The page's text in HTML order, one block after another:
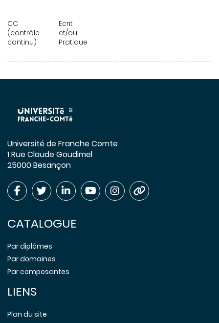
CC
(contrôle
continu)
Ecrit
et/ou
Pratique
Université de Franche Comte
1 Rue Claude Goudimel
25000 Besançon
CATALOGUE
Par diplômes
Par domaines
Par composantes
LIENS
Plan du site